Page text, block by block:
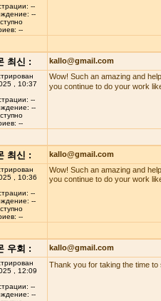
--
--
--
최신 : kallo@gmail.com
, 10:37
--
--
--
Wow! Such an amazing and
you continue to do your work
최신 : kallo@gmail.com
, 10:36
--
--
--
Wow! Such an amazing and
you continue to do your work
우회 : kallo@gmail.com
, 12:09
--
--
Thank you for taking the time to